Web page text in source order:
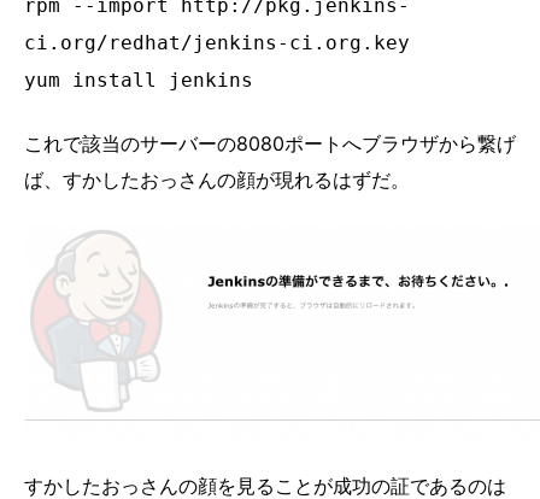
rpm --import http://pkg.jenkins-
ci.org/redhat/jenkins-ci.org.key
yum install jenkins
これで該当のサーバーの8080ポートへブラウザから繋げ
ば、すかしたおっさんの顔が現れるはずだ。
すかしたおっさんの顔を見ることが成功の証であるのは